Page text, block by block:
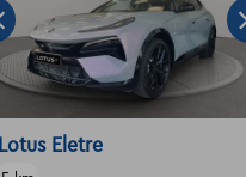
Lotus Eletre